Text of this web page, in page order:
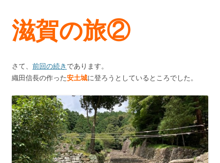
滋賀の旅②
さて、 前回の続き であります。
織田信長の作った安土城に登ろうとしているところでした。